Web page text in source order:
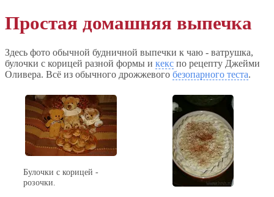
Простая домашняя выпечка
Здесь фото обычной будничной выпечки к чаю - ватрушка,
булочки с корицей разной формы и кекс по рецепту Джейми
Оливера. Всё из обычного дрожжевого безопарного теста.
Булочки с корицей -
розочки.